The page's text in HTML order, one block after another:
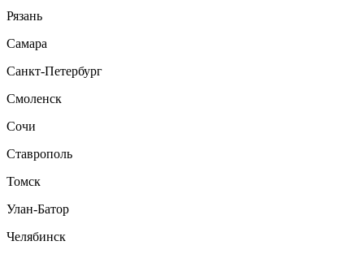
Рязань
Самара
Санкт-Петербург
Смоленск
Сочи
Ставрополь
Томск
Улан-Батор
Челябинск